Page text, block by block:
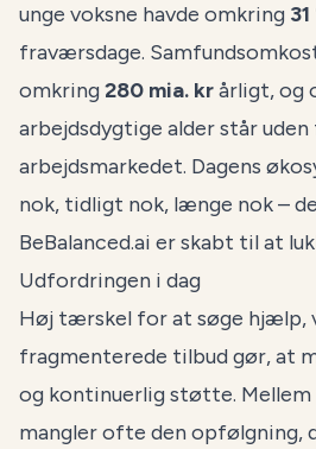
unge voksne havde omkring 31
fraværsdage.
omkring280 mia. krårligt, og
arbejdsdygtige alder står
arbejdsmarkedet. Dagens
nok, tidligt nok, længe nok –
BeBalanced.ai er skabt til at
Udfordringen i dag
Høj tærskel for at søge hjælp,
fragmenterede tilbud gør, at
og kontinuerlig støtte.
mangler ofte den